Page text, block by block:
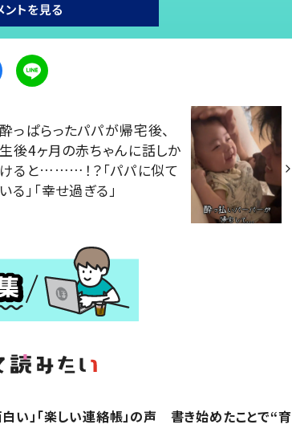
トを見る
酔っぱらったパパが帰宅後、
生後4ヶ月の赤ちゃんに話しか
けると………！？「パパに似て
いる」「幸せ過ぎる」
い」「楽しい連絡帳」の声 書き始めたことで“育